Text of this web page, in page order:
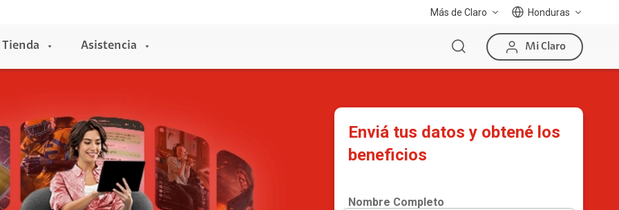
Más de Claro Honduras
Entretenimiento
Claro música
Claro video
Tienda Asistencia Mi Claro
Enviá tus datos y obtené los
beneficios
Nombre Completo